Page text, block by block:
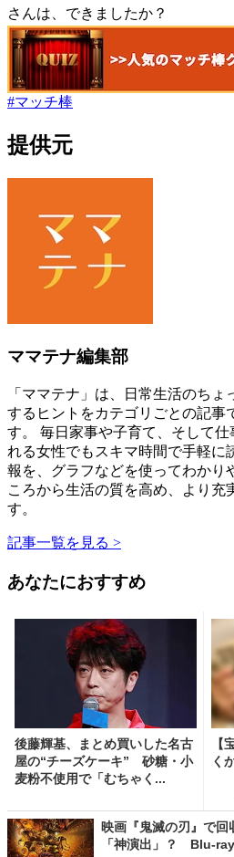
さんは、できましたか？
#マッチ棒
提供元
ママテナ編集部
「ママテナ」は、日常生活のち
するヒントをカテゴリごとの記事
す。 毎日家事や子育て、そして
れる女性でもスキマ時間で手軽に
報を、グラフなどを使ってわか
ころから生活の質を高め、より充
す。
記事一覧を見る >
あなたにおすすめ
後藤輝基、まとめ買いした名古
屋の“チーズケーキ” 砂糖・小
麦粉不使用で「むちゃく...
【
く
映画『鬼滅の刃』で回
「神演出」？ Blu-